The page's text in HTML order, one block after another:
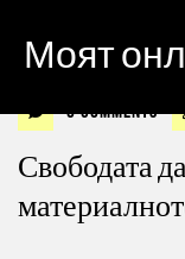
Моят
0 Comments
Свободата